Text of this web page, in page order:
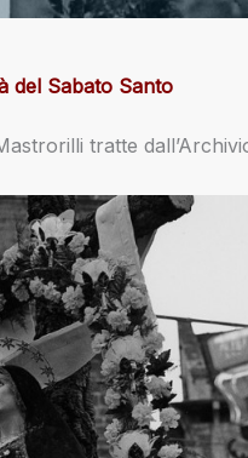
del Sabato Santo
tratte